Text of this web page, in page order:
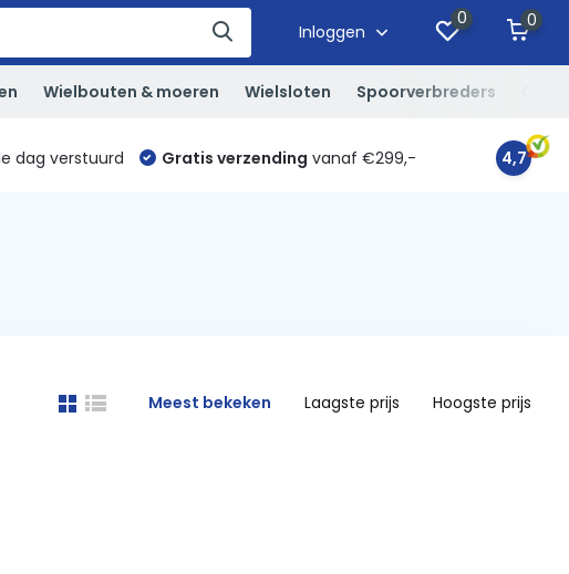
Inloggen
0 0
Wielbouten & moeren Wielsloten Spoorverbreders
dag verstuurd Gratis verzending vanaf €299,- 4,7
Meest bekeken Laagste prijs Hoogste prijs